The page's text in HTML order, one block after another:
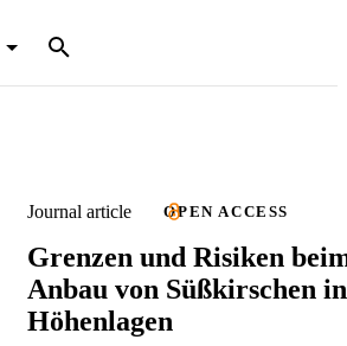
Journal article OPEN ACCESS
Grenzen und Risiken
Anbau von Süßkirschen in
Höhenlagen